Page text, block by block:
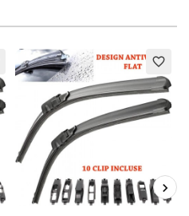
favorite_border